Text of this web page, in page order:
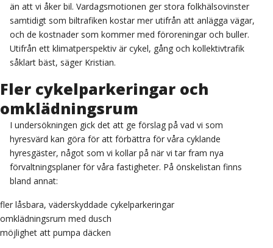
än att vi åker bil. Vardagsmotionen ger stora folkhälsovinster
samtidigt som biltrafiken kostar mer utifrån att anlägga vägar,
och de kostnader som kommer med föroreningar och buller.
Utifrån ett klimatperspektiv är cykel, gång och kollektivtrafik
såklart bäst, säger Kristian.
Fler cykelparkeringar och
omklädningsrum
I undersökningen gick det att ge förslag på vad vi som
hyresvärd kan göra för att förbättra för våra cyklande
hyresgäster, något som vi kollar på när vi tar fram nya
förvaltningsplaner för våra fastigheter. På önskelistan finns
bland annat:
fler låsbara, väderskyddade cykelparkeringar
omklädningsrum med dusch
möjlighet att pumpa däcken